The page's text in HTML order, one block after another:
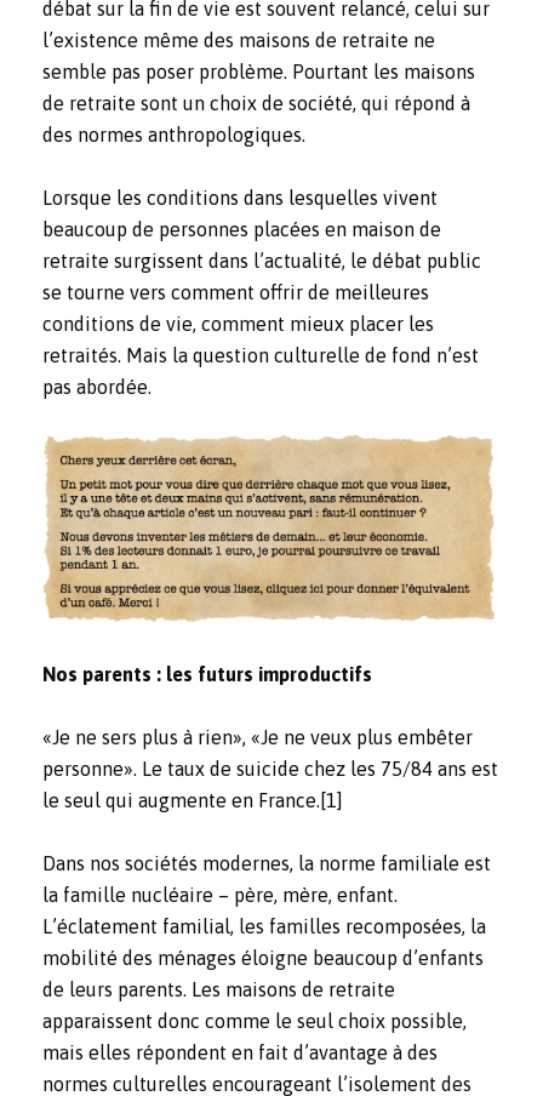
débat sur la fin de vie est souvent relancé, celui sur
l’existence même des maisons de retraite ne
semble pas poser problème. Pourtant les maisons
de retraite sont un choix de société, qui répond à
des normes anthropologiques.
Lorsque les conditions dans lesquelles vivent
beaucoup de personnes placées en maison de
retraite surgissent dans l’actualité, le débat public
se tourne vers comment offrir de meilleures
conditions de vie, comment mieux placer les
retraités. Mais la question culturelle de fond n’est
pas abordée.
Nos parents : les futurs improductifs
«Je ne sers plus à rien», «Je ne veux plus embêter
personne». Le taux de suicide chez les 75/84 ans est
le seul qui augmente en France. [1]
Dans nos sociétés modernes, la norme familiale est
la famille nucléaire – père, mère, enfant.
L’éclatement familial, les familles recomposées, la
mobilité des ménages éloigne beaucoup d’enfants
de leurs parents. Les maisons de retraite
apparaissent donc comme le seul choix possible,
mais elles répondent en fait d’avantage à des
normes culturelles encourageant l’isolement des